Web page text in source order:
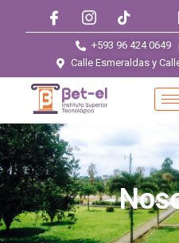
+593 96 424 0649
Calle Esmeraldas y